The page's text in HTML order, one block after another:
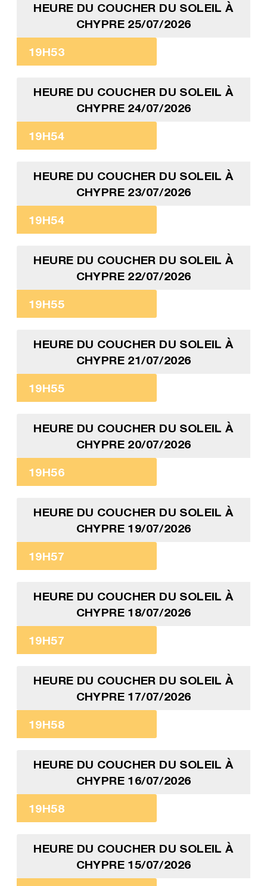
HEURE DU COUCHER DU SOLEIL À
CHYPRE 25/07/2026
19H53
HEURE DU COUCHER DU SOLEIL À
CHYPRE 24/07/2026
19H54
HEURE DU COUCHER DU SOLEIL À
CHYPRE 23/07/2026
19H54
HEURE DU COUCHER DU SOLEIL À
CHYPRE 22/07/2026
19H55
HEURE DU COUCHER DU SOLEIL À
CHYPRE 21/07/2026
19H55
HEURE DU COUCHER DU SOLEIL À
CHYPRE 20/07/2026
19H56
HEURE DU COUCHER DU SOLEIL À
CHYPRE 19/07/2026
19H57
HEURE DU COUCHER DU SOLEIL À
CHYPRE 18/07/2026
19H57
HEURE DU COUCHER DU SOLEIL À
CHYPRE 17/07/2026
19H58
HEURE DU COUCHER DU SOLEIL À
CHYPRE 16/07/2026
19H58
HEURE DU COUCHER DU SOLEIL À
CHYPRE 15/07/2026